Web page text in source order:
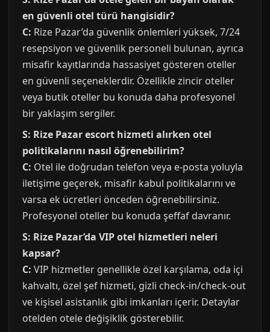
en güvenli otel türü hangisidir?
C: Rize Pazar’da güvenlik önlemleri yüksek, 7/24
resepsiyon ve güvenlik personeli bulunan, ayrıca
misafir kayıtlarında hassasiyet gösteren oteller
en güvenli seçeneklerdir. Özellikle zincir oteller
veya butik oteller bu konuda daha profesyonel
bir yaklaşım sergiler.
S: Rize Pazar escort hizmeti alırken otel
politikalarını nasıl öğrenebilirim?
C: Otel ile doğrudan telefon veya e-posta yoluyla
iletişime geçerek, misafir kabul politikalarını ve
varsa ek ücretleri önceden öğrenebilirsiniz.
Profesyonel oteller bu konuda şeffaf davranır.
S: Rize Pazar’da VIP otel hizmetleri neleri
kapsar?
C: VIP hizmetler genellikle özel karşılama, oda içi
kahvaltı, özel şef hizmeti, gizli check-in/check-out
ve kişisel asistanlık gibi imkanları içerir. Detaylar
otelden otele değişiklik gösterebilir.